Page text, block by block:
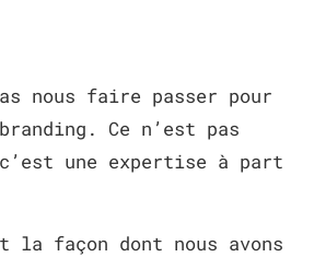
nous faire passer pour
Ce n’est pas
une expertise à part
la façon dont nous avons